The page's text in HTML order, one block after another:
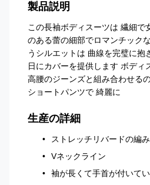
製品説明
この長袖ボディスーツは 繊細で
のある蕾の細部でロマンチック
うシルエットは 曲線を完璧に抱
日にカバーを提供します ボディ
高腰のジーンズと組み合わせる
ショートパンツで 綺麗に
生産の詳細
ストレッチリバードの編
Vネックライン
袖が長くて手首が付いて